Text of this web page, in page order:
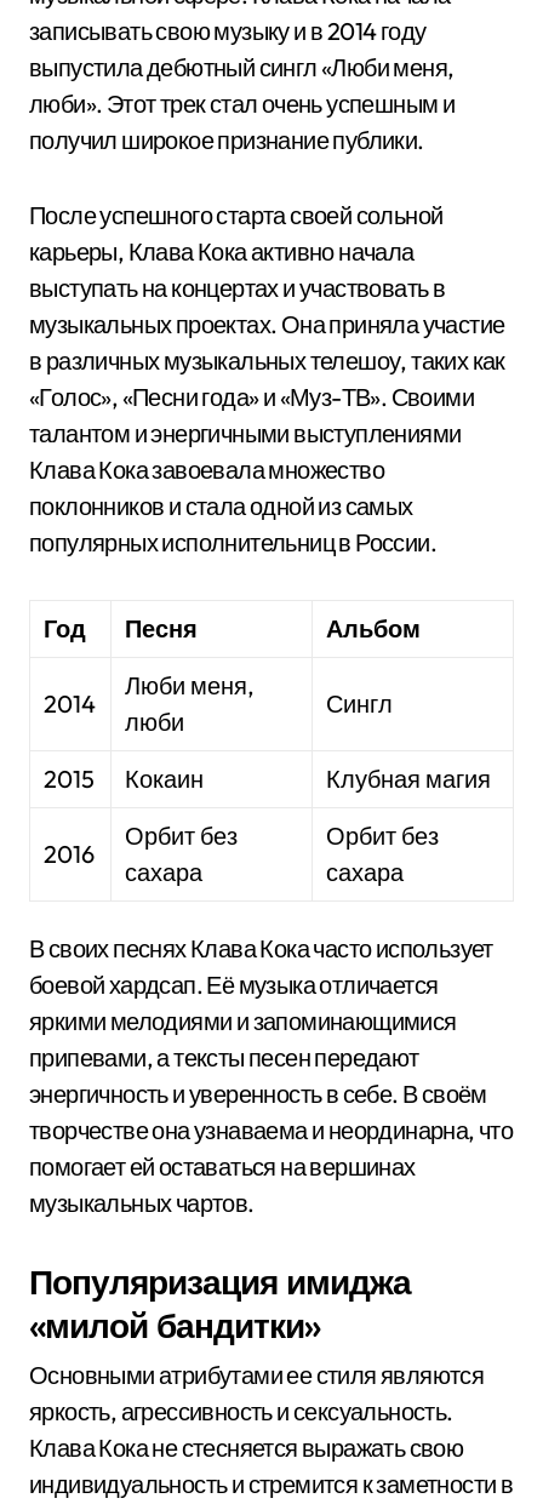
записывать свою музыку и в 2014 году
выпустила дебютный сингл «Люби меня,
люби». Этот трек стал очень успешным и
получил широкое признание публики.
После успешного старта своей сольной
карьеры, Клава Кока активно начала
выступать на концертах и участвовать в
музыкальных проектах. Она приняла участие
в различных музыкальных телешоу, таких как
«Голос», «Песни года» и «Муз-ТВ». Своими
талантом и энергичными выступлениями
Клава Кока завоевала множество
поклонников и стала одной из самых
популярных исполнительниц в России.
Год Песня Альбом
2014
Люби меня,
люби
Сингл
2015 Кокаин Клубная магия
2016
Орбит без
сахара
Орбит без
сахара
В своих песнях Клава Кока часто использует
боевой хардсап. Её музыка отличается
яркими мелодиями и запоминающимися
припевами, а тексты песен передают
энергичность и уверенность в себе. В своём
творчестве она узнаваема и неординарна, что
помогает ей оставаться на вершинах
музыкальных чартов.
Популяризация имиджа
«милой бандитки»
Основными атрибутами ее стиля являются
яркость, агрессивность и сексуальность.
Клава Кока не стесняется выражать свою
индивидуальность и стремится к заметности в